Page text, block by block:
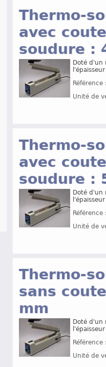
Thermo-
avec
soudure :
Doté d'un
Unité de
Thermo-
avec
soudure :
Doté d'un
Unité de
Thermo-
sans
mm
Doté d'un
Unité de